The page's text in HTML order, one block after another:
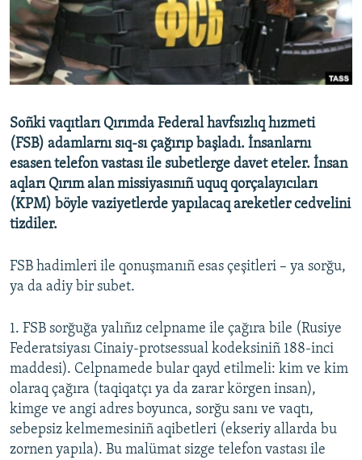
Русский
Українською
RFE/RS bütün saytları
Soñki vaqıtları Qırımda Federal havfsızlıq hızmeti
(FSB) adamlarnı sıq-sı çağırıp başladı. İnsanlarnı
esasen telefon vastası ile subetlerge davet eteler. İnsan
aqları Qırım alan missiyasınıñ uquq qorçalayıcıları
(KPM) böyle vaziyetlerde yapılacaq areketler cedvelini
tizdiler.
FSB hadimleri ile qonuşmanıñ esas çeşitleri – ya sorğu,
ya da adiy bir subet.
1. FSB sorğuğa yalıñız celpname ile çağıra bile (Rusiye
Federatsiyası Cinaiy-protsessual kodeksiniñ 188-inci
maddesi). Celpnamede bular qayd etilmeli: kim ve kim
olaraq çağıra (taqiqatçı ya da zarar körgen insan),
kimge ve angi adres boyunca, sorğu sanı ve vaqtı,
sebepsiz kelmemesiniñ aqibetleri (ekseriy allarda bu
zornen yapıla). Bu malümat sizge telefon vastası ile